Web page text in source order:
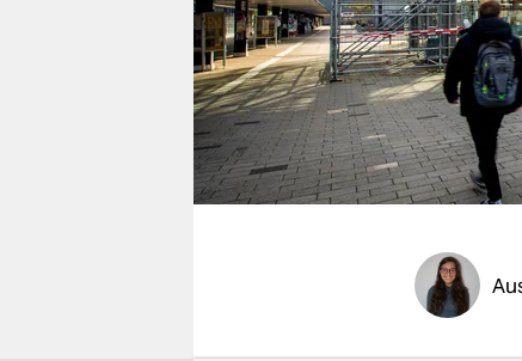
shop
fragen & hilfe
unterstützen
abo
genossenschaft